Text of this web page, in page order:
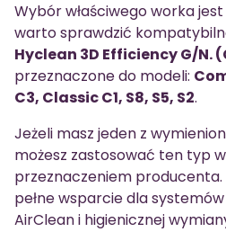
Wybór właściwego worka
warto sprawdzić
Hyclean 3D Efficiency G/N.
przeznaczone do modeli:
C3, Classic C1, S8, S5, S2.
Jeżeli masz jeden z
możesz zastosować ten typ
przeznaczeniem producenta.
pełne wsparcie dla
AirClean i higienicznej